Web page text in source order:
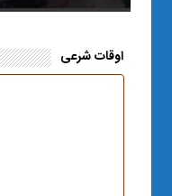
اوقات شرعی